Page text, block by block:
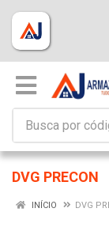
DVG PRECON
INÍCIO DVG